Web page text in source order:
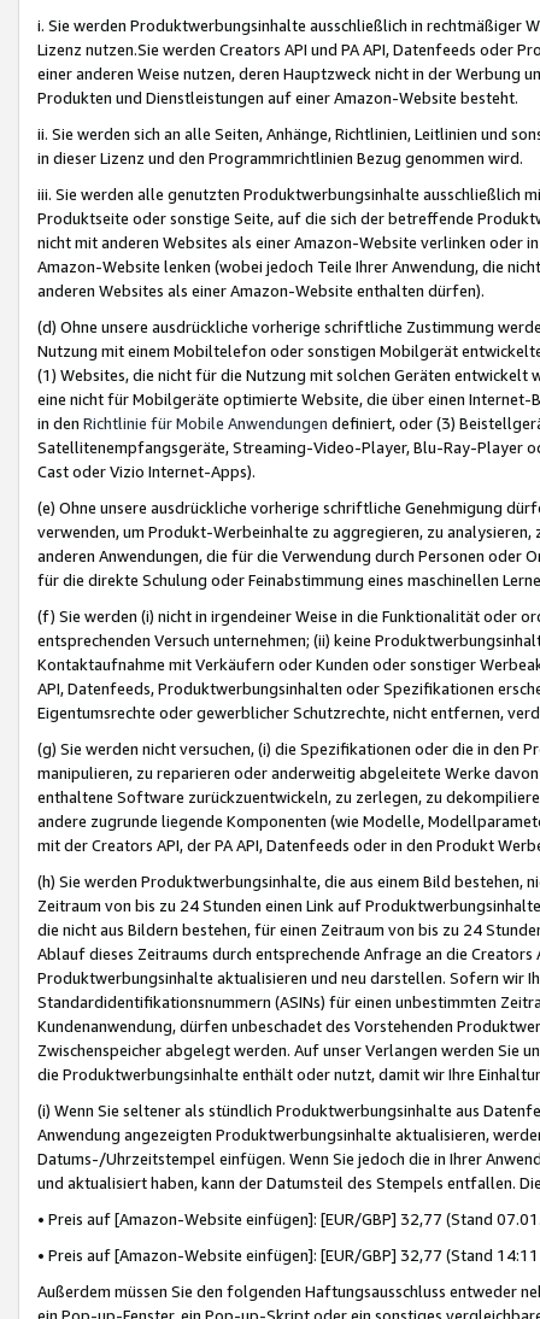
i. Sie werden Produktwerbungsinhalte ausschließlich in rechtmäßiger
Lizenz nutzen.Sie werden Creators API und PA API, Datenfeeds oder
einer anderen Weise nutzen, deren Hauptzweck nicht in der Werbung
Produkten und Dienstleistungen auf einer Amazon-Website besteht.
ii. Sie werden sich an alle Seiten, Anhänge, Richtlinien, Leitlinien und
in dieser Lizenz und den Programmrichtlinien Bezug genommen wird.
iii. Sie werden alle genutzten Produktwerbungsinhalte ausschließlich
Produktseite oder sonstige Seite, auf die sich der betreffende
nicht mit anderen Websites als einer Amazon-Website verlinken oder
Amazon-Website lenken (wobei jedoch Teile Ihrer Anwendung, die
anderen Websites als einer Amazon-Website enthalten dürfen).
(d) Ohne unsere ausdrückliche vorherige schriftliche Zustimmung
Nutzung mit einem Mobiltelefon oder sonstigen Mobilgerät
(1) Websites, die nicht für die Nutzung mit solchen Geräten
eine nicht für Mobilgeräte optimierte Website, die über einen
in den Richtlinie für Mobile Anwendungen definiert, oder (3)
Satellitenempfangsgeräte, Streaming-Video-Player, Blu-Ray-Player
Cast oder Vizio Internet-Apps).
(e) Ohne unsere ausdrückliche vorherige schriftliche Genehmigung
verwenden, um Produkt-Werbeinhalte zu aggregieren, zu
anderen Anwendungen, die für die Verwendung durch Personen
für die direkte Schulung oder Feinabstimmung eines maschinellen
(f) Sie werden (i) nicht in irgendeiner Weise in die Funktionalität oder
entsprechenden Versuch unternehmen; (ii) keine
Kontaktaufnahme mit Verkäufern oder Kunden oder sonstiger
API, Datenfeeds, Produktwerbungsinhalten oder Spezifikationen
Eigentumsrechte oder gewerblicher Schutzrechte, nicht entfernen,
(g) Sie werden nicht versuchen, (i) die Spezifikationen oder die in
manipulieren, zu reparieren oder anderweitig abgeleitete Werke
enthaltene Software zurückzuentwickeln, zu zerlegen, zu
andere zugrunde liegende Komponenten (wie Modelle,
mit der Creators API, der PA API, Datenfeeds oder in den Produkt
(h) Sie werden Produktwerbungsinhalte, die aus einem Bild bestehen,
Zeitraum von bis zu 24 Stunden einen Link auf
die nicht aus Bildern bestehen, für einen Zeitraum von bis zu 24
Ablauf dieses Zeitraums durch entsprechende Anfrage an die
Produktwerbungsinhalte aktualisieren und neu darstellen. Sofern wir
Standardidentifikationsnummern (ASINs) für einen unbestimmten
Kundenanwendung, dürfen unbeschadet des Vorstehenden
Zwischenspeicher abgelegt werden. Auf unser Verlangen werden Sie
die Produktwerbungsinhalte enthält oder nutzt, damit wir Ihre
(i) Wenn Sie seltener als stündlich Produktwerbungsinhalte aus
Anwendung angezeigten Produktwerbungsinhalte aktualisieren,
Datums-/Uhrzeitstempel einfügen. Wenn Sie jedoch die in Ihrer
und aktualisiert haben, kann der Datumsteil des Stempels entfallen.
• Preis auf [Amazon-Website einfügen]: [EUR/GBP] 32,77 (Stand
• Preis auf [Amazon-Website einfügen]: [EUR/GBP] 32,77 (Stand
Außerdem müssen Sie den folgenden Haftungsausschluss entweder
ein Pop-up-Fenster, ein Pop-up-Skript oder ein sonstiges